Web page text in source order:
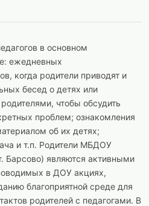
в основном
ежедневных
когда родители приводят и
бесед о детях или
чтобы обсудить
проблем; ознакомления
об их детях;
и т.п. Родители МБДОУ
Барсово) являются активными
в ДОУ акциях,
благоприятной среде для
родителей с педагогами. В